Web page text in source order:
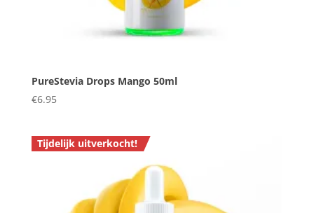
PureStevia Drops Mango 50ml
€6.95
Tijdelijk uitverkocht!